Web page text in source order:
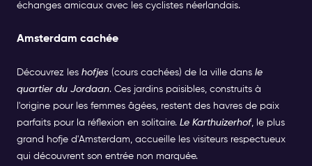
échanges amicaux avec les cyclistes néerlandais.
Amsterdam cachée
Découvrez les hofjes (cours cachées) de la ville dans le
quartier du Jordaan. Ces jardins paisibles, construits à
l'origine pour les femmes âgées, restent des havres de paix
parfaits pour la réflexion en solitaire. Le Karthuizerhof, le plus
grand hofje d'Amsterdam, accueille les visiteurs respectueux
qui découvrent son entrée non marquée.